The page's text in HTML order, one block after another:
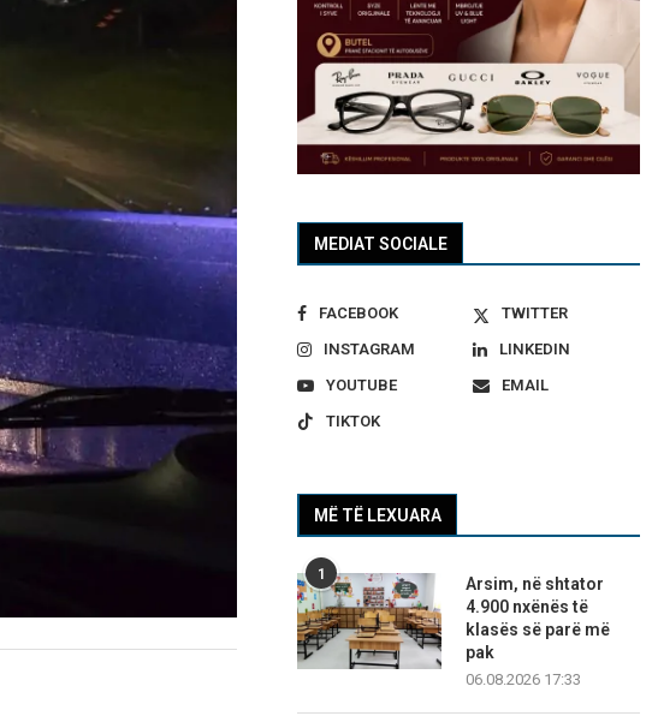
MEDIAT SOCIALE
FACEBOOK
TWITTER
INSTAGRAM
LINKEDIN
YOUTUBE
EMAIL
TIKTOK
MË TË LEXUARA
1
Arsim, në shtator
4.900 nxënës të
klasës së parë më
pak
06.08.2026 17:33